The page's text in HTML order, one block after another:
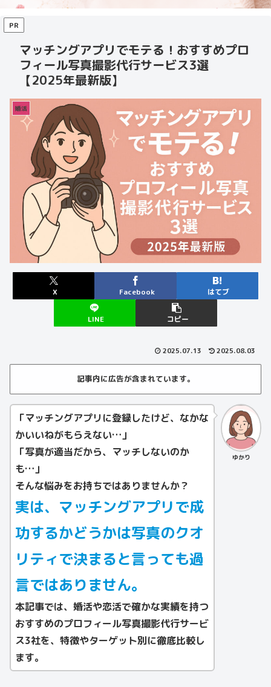
PR
マッチングアプリでモテる！おすすめプロ
フィール写真撮影代行サービス3選
【2025年最新版】
婚活
X Facebook はてブ
LINE コピー
2025.07.13 2025.08.03
記事内に広告が含まれています。
ゆかり
「マッチングアプリに登録したけど、なかな
かいいねがもらえない…」
「写真が適当だから、マッチしないのか
も…」
そんな悩みをお持ちではありませんか？
実は、マッチングアプリで成
功するかどうかは写真のクオ
リティで決まると言っても過
言ではありません。
本記事では、婚活や恋活で確かな実績を持つ
おすすめのプロフィール写真撮影代行サービ
ス3社を、特徴やターゲット別に徹底比較し
ます。